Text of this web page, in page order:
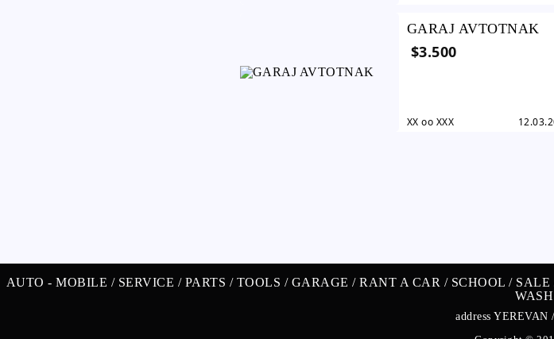
GARAJ AVTOTNAK
$3.500
XX oo XXX
AUTO -MOBILE / SERVICE / PARTS / TOOLS / GARAGE /RANT A CAR / SCHOOL / SALE
WASH
address